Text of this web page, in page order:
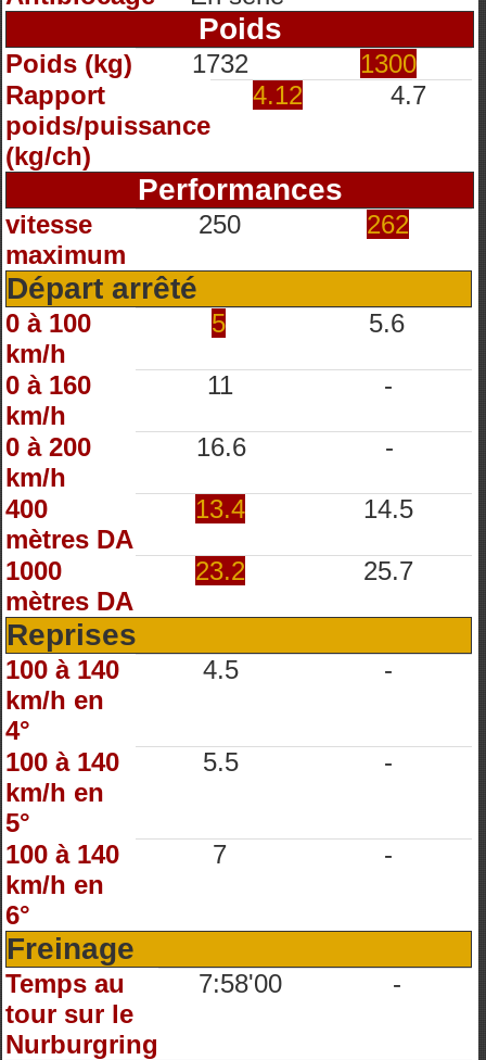
Poids
Poids (kg) 1732
1300
Rapport
poids/puissance
(kg/ch)
4.12 4.7
Performances
vitesse
maximum
250 262
Départ arrêté
0 à 100
km/h
5 5.6
0 à 160
km/h
11 -
0 à 200
km/h
16.6 -
400
mètres DA
13.4 14.5
1000
mètres DA
23.2 25.7
Reprises
100 à 140
km/h en
4°
4.5 -
100 à 140
km/h en
5°
5.5 -
100 à 140
km/h en
6°
7 -
Freinage
Temps au
tour sur le
Nurburgring
7:58'00 -